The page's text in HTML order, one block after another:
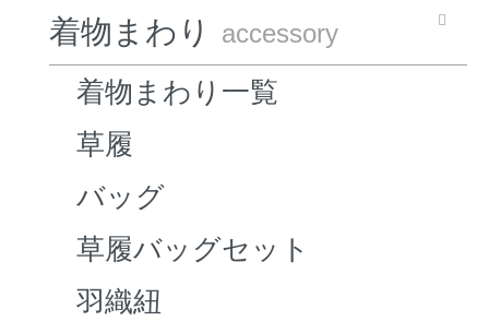
着物まわり accessory
着物まわり一覧
草履
バッグ
草履バッグセット
羽織紐